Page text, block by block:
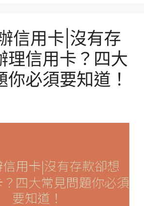
信用卡|沒有存
理信用卡？四大
你必須要知道！